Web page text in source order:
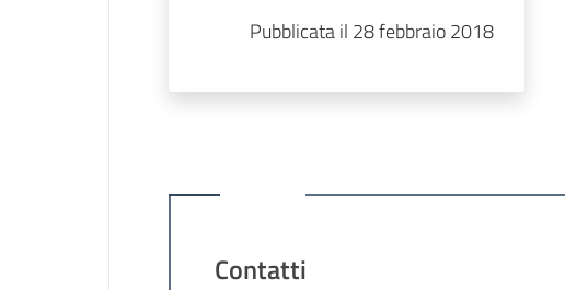
Pubblicata il 28 febbraio 2018
Contatti